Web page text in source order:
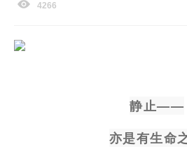
4266
静止——
亦是有生命